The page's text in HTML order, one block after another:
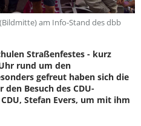
am Info-Stand des dbb
Straßenfestes - kurz
rund um den
gefreut haben sich die
Besuch des CDU-
Stefan Evers, um mit ihm